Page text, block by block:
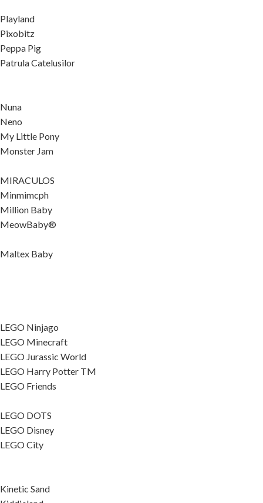
Playland
Pixobitz
Peppa Pig
Patrula Catelusilor
Nuna
Neno
My Little Pony
Monster Jam
MIRACULOS
Minmimcph
Million Baby
MeowBaby®
Maltex Baby
LEGO Ninjago
LEGO Minecraft
LEGO Jurassic World
LEGO Harry Potter TM
LEGO Friends
LEGO DOTS
LEGO Disney
LEGO City
Kinetic Sand